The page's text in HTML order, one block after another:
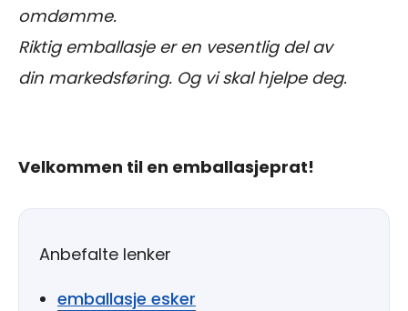
omdømme.
Riktig emballasje er en vesentlig del av
din markedsføring. Og vi skal hjelpe deg.
Velkommen til en emballasjeprat!
Anbefalte lenker
emballasje esker